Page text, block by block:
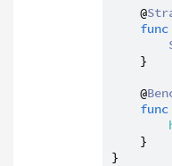
    @
func
    }
    @
func
    }